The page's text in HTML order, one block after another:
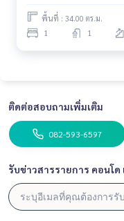
พื้นที่ : 34.00 ตร.ม.
1 1
ติดต่อสอบถามเพิ่มเติม
082-593-6597
รับข่าวสารรายการ คอนโด